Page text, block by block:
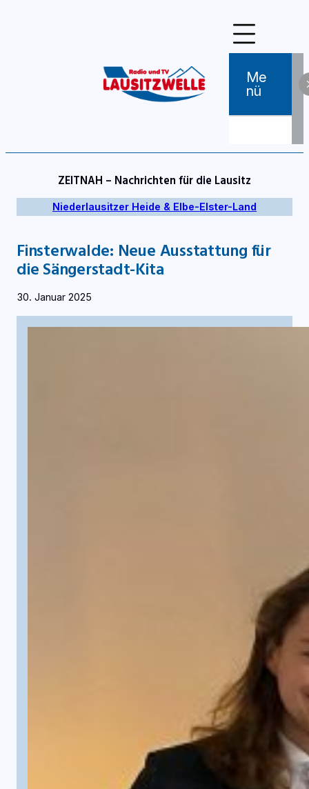
Me
Nü
ZEITNAH – Nachrichten für die Lausitz
Niederlausitzer Heide & Elbe-Elster-Land
Finsterwalde: Neue Ausstattung für
die Sängerstadt-Kita
30. Januar 2025